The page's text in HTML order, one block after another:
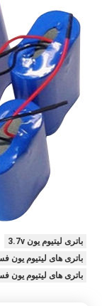
باتری لیتیوم یون 3.7v
باتری های لیتیوم یون
باتری های لیتیوم یون